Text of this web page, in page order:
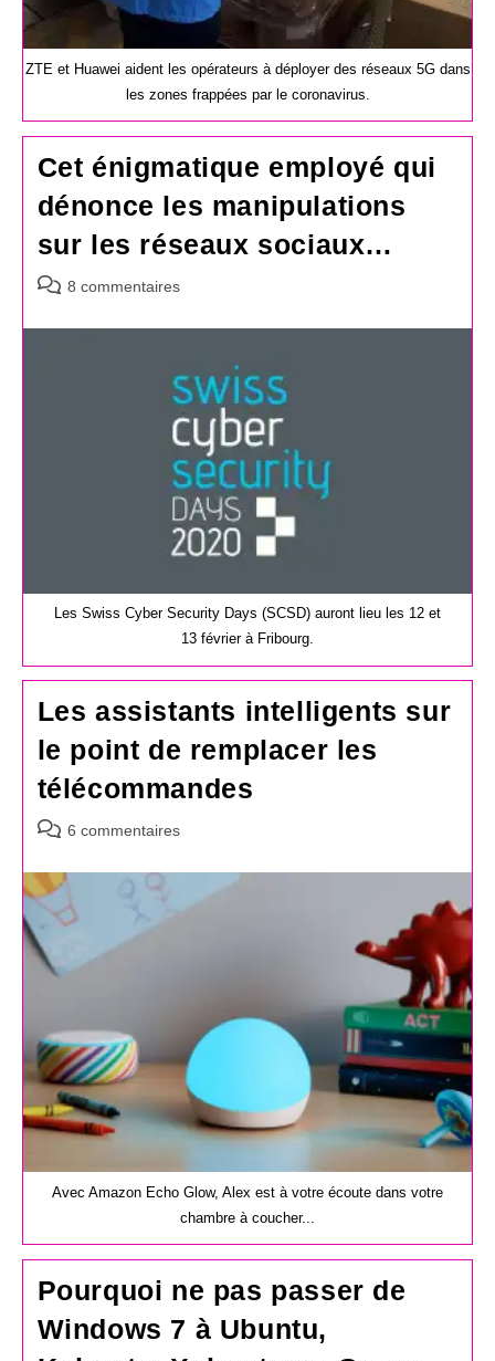
ZTE et Huawei aident les opérateurs à déployer des réseaux 5G dans
les zones frappées par le coronavirus.
Cet énigmatique employé qui
dénonce les manipulations
sur les réseaux sociaux…
Commentaires
la
8 commentaires
Les Swiss Cyber Security Days (SCSD) auront lieu les 12 et
13 février à Fribourg.
Les assistants intelligents sur
le point de remplacer les
télécommandes
Commentaires
la
publication :
6 commentaires
Avec Amazon Echo Glow, Alex est à votre écoute dans votre
chambre à coucher...
Pourquoi ne pas passer de
Windows 7 à Ubuntu,